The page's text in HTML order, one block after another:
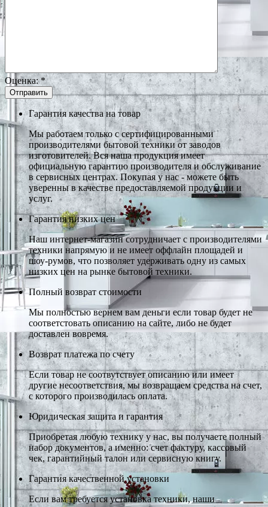
Оценка:*
Гарантия качества на товар
Мы работаем только с сертифицированными
производителями бытовой техники от заводов
изготовителей. Вся наша продукция имеет
официальную гарантию производителя и обслуживание
в сервисных центрах. Покупая у нас - можете быть
уверенны в качестве предоставляемой продукции и
услуг.
Гарантия низких цен
Наш интернет-магазин сотрудничает с производителями
техники напрямую и не имеет оффлайн площадей и
шоу-румов, что позволяет удерживать одну из самых
низких цен на рынке бытовой техники.
Полный возврат стоимости
Мы полностью вернем вам деньги если товар будет не
соответстовать описанию на сайте, либо не будет
доставлен вовремя.
Возврат платежа по счету
Если товар не соотвутствует описанию или имеет
другие несоответствия, мы возвращаем средства на счет,
с которого производилась оплата.
Юридическая защита и гарантия
Приобретая любую технику у нас, вы получаете полный
набор документов, а именно: счет фактуру, кассовый
чек, гарантийный талон или сервисную книгу.
Гарантия качественной установки
Если вам требуется установка техники, наши